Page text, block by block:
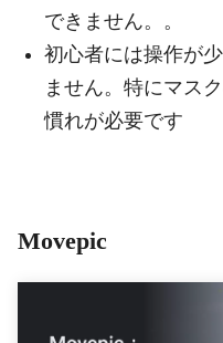
できません。。
初心者には操作が
ません。特にマス
慣れが必要です
Movepic